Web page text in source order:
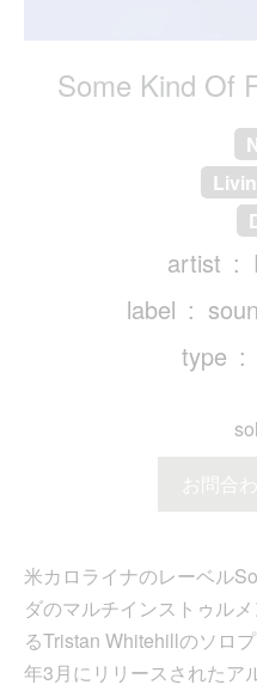
Some Kind Of
artist
label
type
お問合
米カロライナのレーベル
ダのマルチインストゥル
るTristan Whitehillのソロ
年3月にリリースされたア